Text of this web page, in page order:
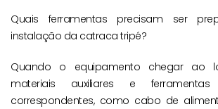
Quais ferramentas precisam ser
instalação da catraca tripé?
Quando o equipamento chegar ao
materiais auxiliares e
correspondentes, como cabo de